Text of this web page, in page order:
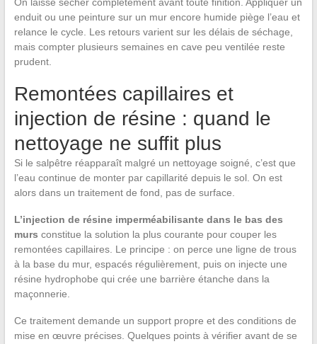
enduit ou une peinture sur un mur encore humide piège l’eau et
relance le cycle. Les retours varient sur les délais de séchage,
mais compter plusieurs semaines en cave peu ventilée reste
prudent.
Remontées capillaires et
injection de résine : quand le
nettoyage ne suffit plus
Si le salpêtre réapparaît malgré un nettoyage soigné, c’est que
l’eau continue de monter par capillarité depuis le sol. On est
alors dans un traitement de fond, pas de surface.
L’injection de résine imperméabilisante dans le bas des
murs constitue la solution la plus courante pour couper les
remontées capillaires. Le principe : on perce une ligne de trous
à la base du mur, espacés régulièrement, puis on injecte une
résine hydrophobe qui crée une barrière étanche dans la
maçonnerie.
Ce traitement demande un support propre et des conditions de
mise en œuvre précises. Quelques points à vérifier avant de se